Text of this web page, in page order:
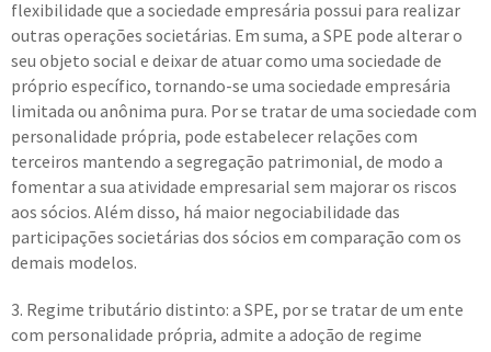
flexibilidade que a sociedade empresária possui para realizar
outras operações societárias. Em suma, a SPE pode alterar o
seu objeto social e deixar de atuar como uma sociedade de
próprio específico, tornando-se uma sociedade empresária
limitada ou anônima pura. Por se tratar de uma sociedade com
personalidade própria, pode estabelecer relações com
terceiros mantendo a segregação patrimonial, de modo a
fomentar a sua atividade empresarial sem majorar os riscos
aos sócios. Além disso, há maior negociabilidade das
participações societárias dos sócios em comparação com os
demais modelos.
3. Regime tributário distinto: a SPE, por se tratar de um ente
com personalidade própria, admite a adoção de regime